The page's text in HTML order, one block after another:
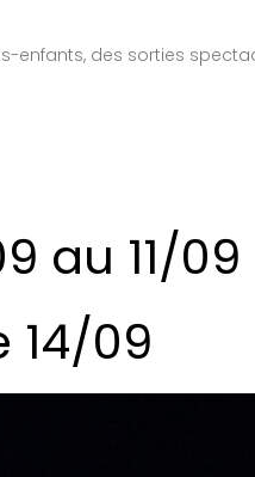
enfants, des sorties
au 11/09
14/09